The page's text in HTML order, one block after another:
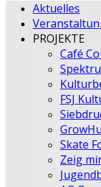
Aktuelles
PROJEKTE
Café
FSJ
Skate
Zeig